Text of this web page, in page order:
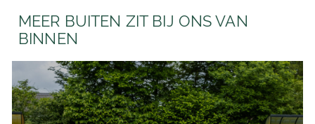
MEER BUITEN ZIT BIJ ONS VAN
BINNEN